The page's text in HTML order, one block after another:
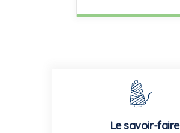
Le savoir-faire